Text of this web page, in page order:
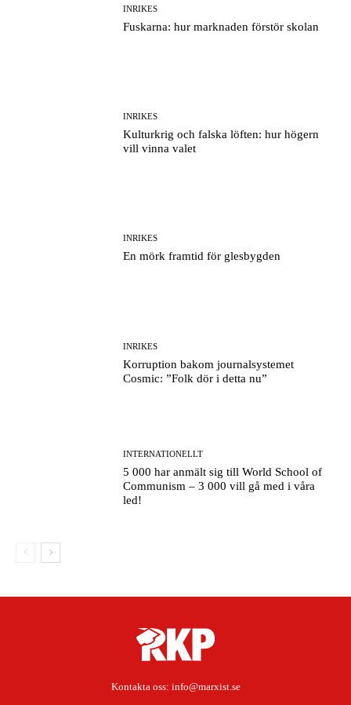
INRIKES
Fuskarna: hur marknaden förstör skolan
INRIKES
Kulturkrig och falska löften: hur högern
vill vinna valet
INRIKES
En mörk framtid för glesbygden
INRIKES
Korruption bakom journalsystemet
Cosmic: ”Folk dör i detta nu”
INTERNATIONELLT
5 000 har anmält sig till World School of
Communism – 3 000 vill gå med i våra
led!
Kontakta oss: info@marxist.se